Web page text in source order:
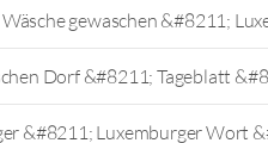
gewaschen &#8211;
Dorf &#8211; Tageblatt
&#8211; Luxemburger Wort